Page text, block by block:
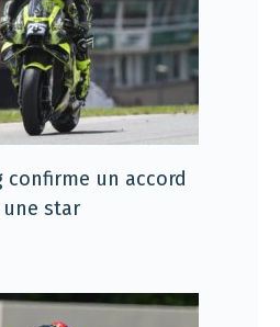
confirme un accord
une star